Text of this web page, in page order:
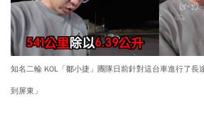
知名二輪 KOL「鄒小捷」團隊日前針對這台車進行了長
到屏東」